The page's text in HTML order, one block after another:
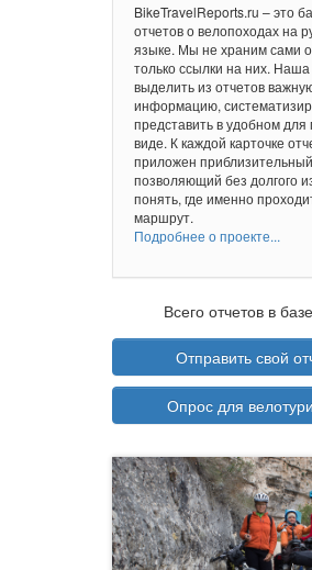
BikeTravelReports.ru – это
отчетов о велопоходах на
языке. Мы не храним сами
только ссылки на них.
выделить из отчетов
информацию,
представить в удобном для
виде. К каждой карточке
приложен
позволяющий без долгого
понять, где именно
маршрут.
Подробнее о проекте...
Всего отчетов в
Отправить свой
Опрос для